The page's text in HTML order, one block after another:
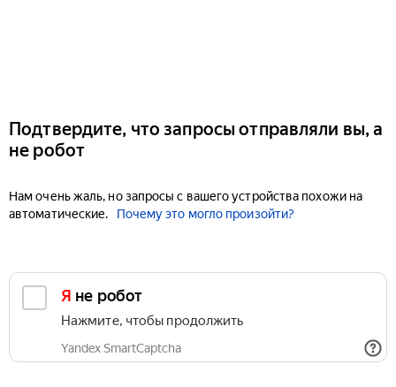
Подтвердите, что запросы отправляли вы, а
не робот
Нам очень жаль, но запросы с вашего устройства похожи на
автоматические.
Почему это могло произойти?
Я не робот
Нажмите, чтобы продолжить
Yandex SmartCaptcha